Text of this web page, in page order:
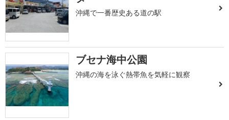
沖縄で一番歴史ある道の駅
ブセナ海中公園
沖縄の海を泳ぐ熱帯魚を気軽に観察